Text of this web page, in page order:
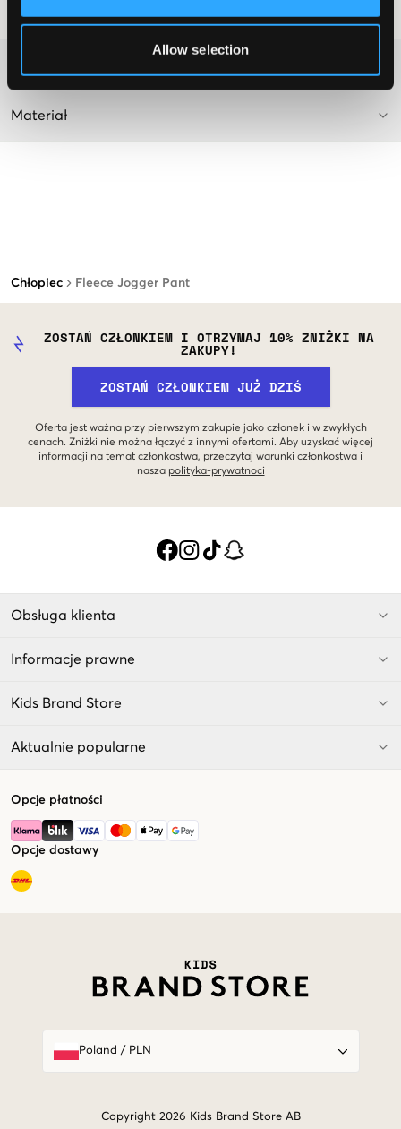
Allow selection
Chłopiec Fleece Jogger Pant
Wskazówki dotyczące prania:
Materiał
ZOSTAŃ CZŁONKIEM I OTRZYMAJ 10% ZNIŻKI NA
ZAKUPY!
ZOSTAŃ CZŁONKIEM JUŻ DZIŚ
Oferta jest ważna przy pierwszym zakupie jako członek i w zwykłych
cenach. Zniżki nie można łączyć z innymi ofertami. Aby uzyskać więcej
informacji na temat członkostwa, przeczytaj warunki członkostwa i
nasza polityka-prywatnoci
Obsługa klienta
Informacje prawne
Kids Brand Store
Aktualnie popularne
Opcje płatności
Opcje dostawy
Poland / PLN
Copyright 2026 Kids Brand Store AB